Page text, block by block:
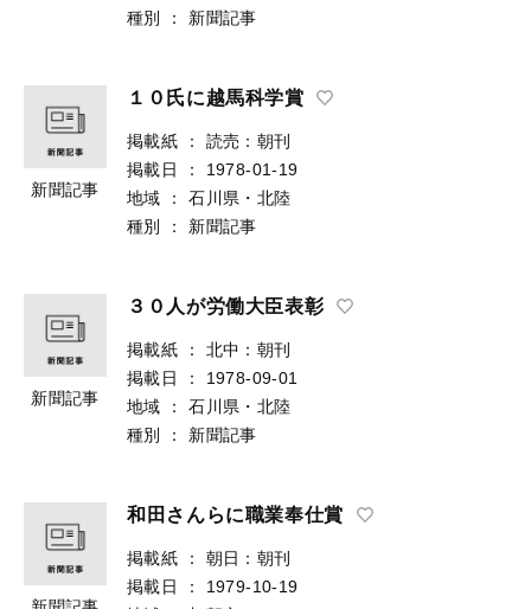
種別
： 新聞記事
新聞記事
１０氏に越馬科学賞
掲載紙 ：
読売：朝刊
掲載日
：
1978-01-19
地域
：
石川県・北陸
種別
： 新聞記事
新聞記事
３０人が労働大臣表彰
掲載紙 ：
北中：朝刊
掲載日
：
1978-09-01
地域
：
石川県・北陸
種別
： 新聞記事
和田さんらに職業奉仕賞
掲載紙 ：
朝日：朝刊
掲載日
：
1979-10-19